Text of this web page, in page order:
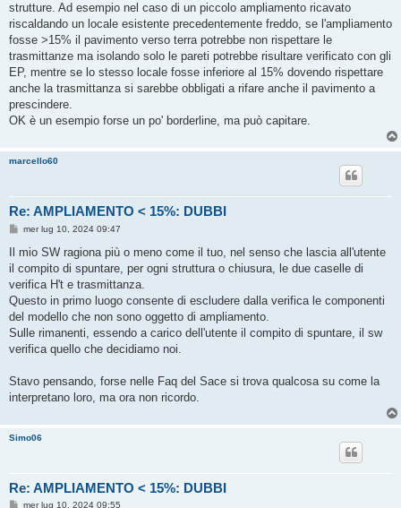
strutture. Ad esempio nel caso di un piccolo ampliamento ricavato
riscaldando un locale esistente precedentemente freddo, se l'ampliamento
fosse >15% il pavimento verso terra potrebbe non rispettare le
trasmittanze ma isolando solo le pareti potrebbe risultare verificato con gli
EP, mentre se lo stesso locale fosse inferiore al 15% dovendo rispettare
anche la trasmittanza si sarebbe obbligati a rifare anche il pavimento a
prescindere.
OK è un esempio forse un po' borderline, ma può capitare.
marcello60
Re: AMPLIAMENTO < 15%: DUBBI
M
s
a
g
i
o
mer lug 10, 2024 09:47
Il mio SW ragiona più o meno come il tuo, nel senso che lascia all'utente
il compito di spuntare, per ogni struttura o chiusura, le due caselle di
verifica H't e trasmittanza.
Questo in primo luogo consente di escludere dalla verifica le componenti
del modello che non sono oggetto di ampliamento.
Sulle rimanenti, essendo a carico dell'utente il compito di spuntare, il sw
verifica quello che decidiamo noi.
Stavo pensando, forse nelle Faq del Sace si trova qualcosa su come la
interpretano loro, ma ora non ricordo.
Simo06
Re: AMPLIAMENTO < 15%: DUBBI
Mmer lug 10, 2024 09:55